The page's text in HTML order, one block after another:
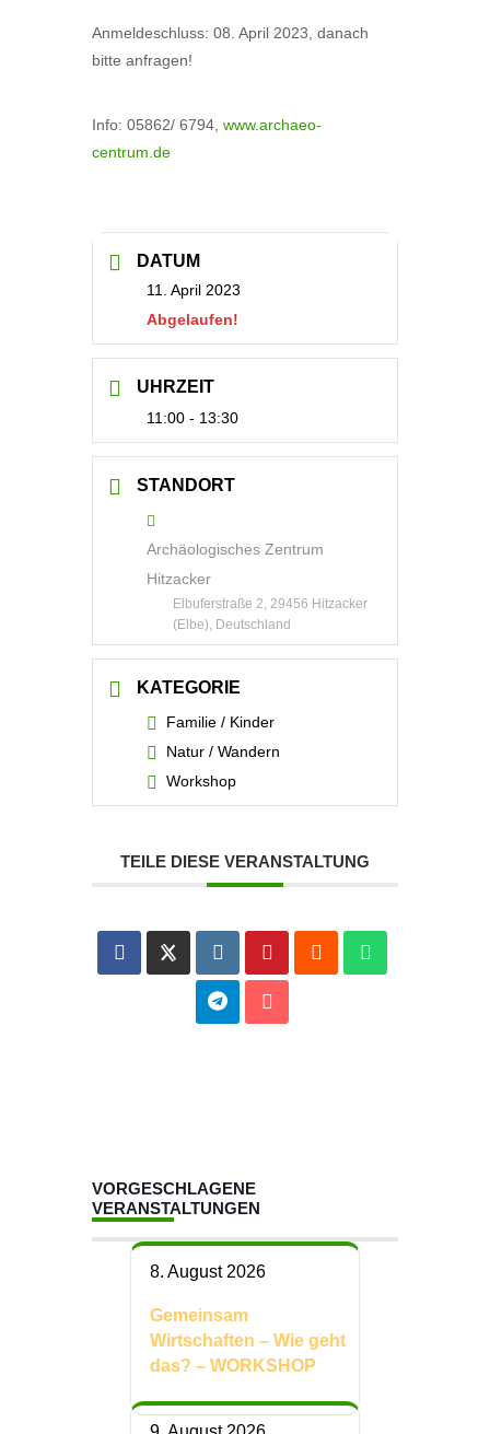
Anmeldeschluss: 08. April 2023, danach
bitte anfragen!
Info: 05862/ 6794, www.archaeo-
centrum.de
DATUM
11. April 2023
Abgelaufen!
UHRZEIT
11:00 - 13:30
STANDORT
Archäologisches Zentrum
Hitzacker
Elbuferstraße 2, 29456 Hitzacker
(Elbe), Deutschland
KATEGORIE
Familie / Kinder
Natur / Wandern
Workshop
TEILE DIESE VERANSTALTUNG
VORGESCHLAGENE
VERANSTALTUNGEN
8. August 2026
Gemeinsam
Wirtschaften – Wie geht
das? – WORKSHOP